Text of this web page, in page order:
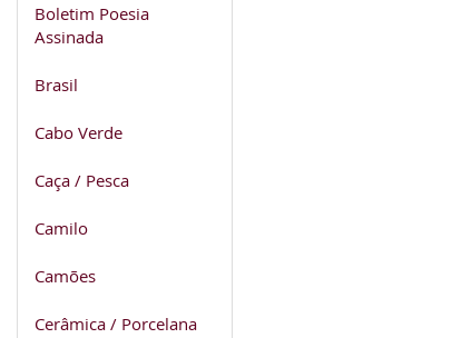
Boletim Poesia
Assinada
Brasil
Cabo Verde
Caça / Pesca
Camilo
Camões
Cerâmica / Porcelana